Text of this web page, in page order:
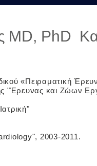
MD, PhD
«Πειραματική
"Έρευνας και Ζώων
2003-2011.